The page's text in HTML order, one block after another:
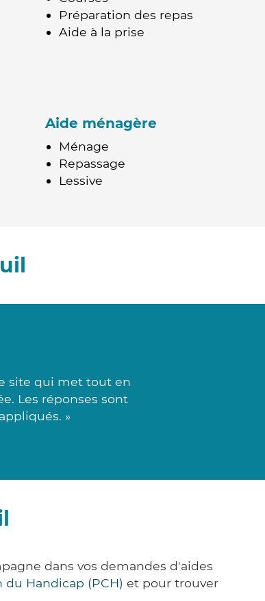
Préparation des repas
Aide à la prise
Aide ménagère
Ménage
Repassage
Lessive
site qui met tout en
Les réponses sont
»
dans vos demandes d'aides
Handicap (PCH) et pour trouver